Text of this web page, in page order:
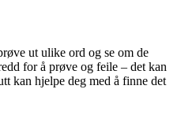
ut ulike ord og se om de
for å prøve og feile – det kan
kan hjelpe deg med å finne det